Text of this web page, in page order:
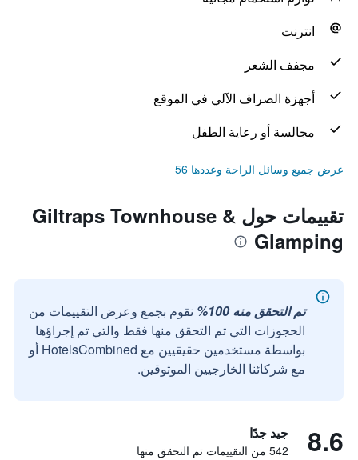
انترنت
مجفف الشعر
أجهزة الصراف الآلي في الموقع
مجالسة أو رعاية الطفل
عرض جميع وسائل الراحة وعددها 56
تقييمات حول Giltraps Townhouse &
Glamping
تم التحقق منه 100%
نقوم بجمع وعرض التقييمات من
الحجوزات التي تم التحقق منها فقط والتي تم إجراؤها
بواسطة مستخدمين حقيقيين مع HotelsCombined أو
مع شركائنا الخارجيين الموثوقين.
8.6 جيد جدًا
542 من التقييمات تم التحقق منها